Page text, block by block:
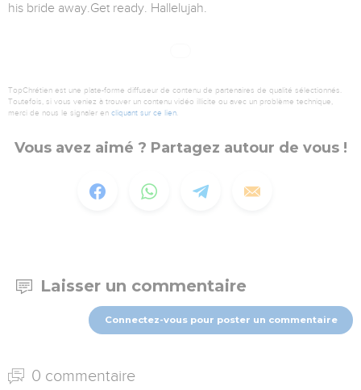
his bride away.Get ready. Hallelujah.
TopChrétien est une plate-forme diffuseur de contenu de partenaires de qualité sélectionnés.
Toutefois, si vous veniez à trouver un contenu vidéo illicite ou avec un problème technique,
merci de nous le signaler en cliquant sur ce lien.
Vous avez aimé ? Partagez autour de vous !
Laisser un commentaire
Connectez-vous pour poster un commentaire
0 commentaire